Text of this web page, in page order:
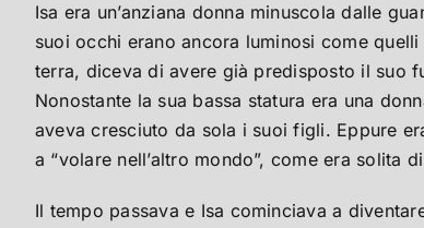
Isa era un’anziana donna minuscola dalle
suoi occhi erano ancora luminosi come
terra, diceva di avere già predisposto il suo
Nonostante la sua bassa statura era una
aveva cresciuto da sola i suoi figli. Eppure
a “volare nell’altro mondo”, come era solita
Il tempo passava e Isa cominciava a